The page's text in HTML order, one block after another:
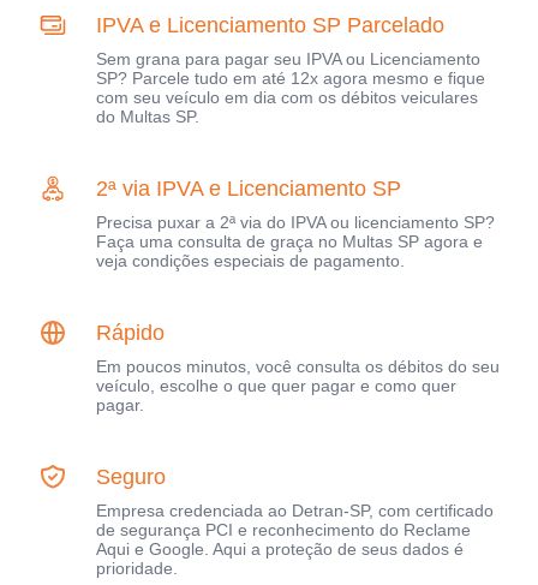
IPVA e Licenciamento SP Parcelado
Sem grana para pagar seu IPVA ou Licenciamento
SP? Parcele tudo em até 12x agora mesmo e fique
com seu veículo em dia com os débitos veiculares
do Multas SP.
2ª via IPVA e Licenciamento SP
Precisa puxar a 2ª via do IPVA ou licenciamento SP?
Faça uma consulta de graça no Multas SP agora e
veja condições especiais de pagamento.
Rápido
Em poucos minutos, você consulta os débitos do seu
veículo, escolhe o que quer pagar e como quer
pagar.
Seguro
Empresa credenciada ao Detran-SP, com certificado
de segurança PCI e reconhecimento do Reclame
Aqui e Google. Aqui a proteção de seus dados é
prioridade.